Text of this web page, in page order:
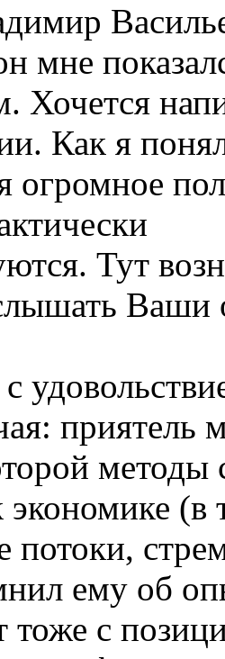
мне
Хочется
Как я
огромное
Тут
Ваши
приятель
методы
(в
потоки,
ему об
тоже с